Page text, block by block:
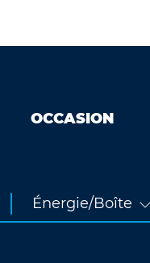
OCCASION
Énergie/Boîte